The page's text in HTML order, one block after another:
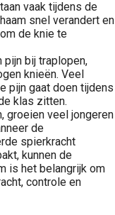
vaak tijdens de
snel verandert en
de knie te
pijn bij traplopen,
knieën. Veel
pijn gaat doen tijdens
klas zitten.
groeien veel jongeren
de
spierkracht
kunnen de
is het belangrijk om
controle en